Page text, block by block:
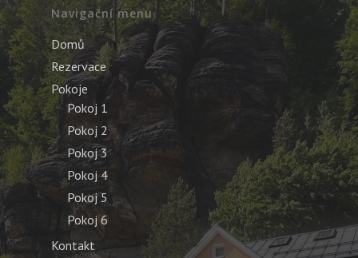
Navigační menu
Domů
Rezervace
Pokoje
Pokoj 1
Pokoj 2
Pokoj 3
Pokoj 4
Pokoj 5
Pokoj 6
Kontakt